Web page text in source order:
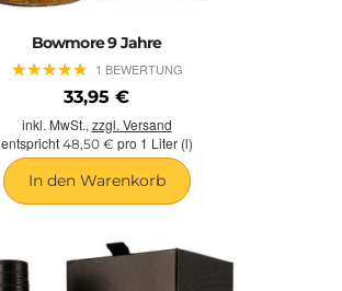
Bowmore 9 Jahre
★★★★★
★★★★★ 1 BEWERTUNG
33,95 €
inkl. MwSt.,zzgl. Versand
entspricht 48,50 € pro 1 Liter (l)
In den Warenkorb